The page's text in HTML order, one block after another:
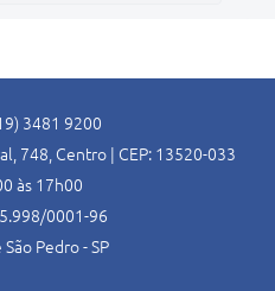
3481 9200
748, Centro | CEP: 13520-033
às 17h00
0001-96
Pedro - SP